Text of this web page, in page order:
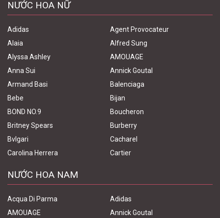
NƯỚC HOA NỮ
Adidas
Agent Provocateur
Alaia
Alfred Sung
Alyssa Ashley
AMOUAGE
Anna Sui
Annick Goutal
Armand Basi
Balenciaga
Bebe
Bijan
BOND NO.9
Boucheron
Britney Spears
Burberry
Bvlgari
Cacharel
Carolina Herrera
Cartier
NƯỚC HOA NAM
Acqua Di Parma
Adidas
AMOUAGE
Annick Goutal